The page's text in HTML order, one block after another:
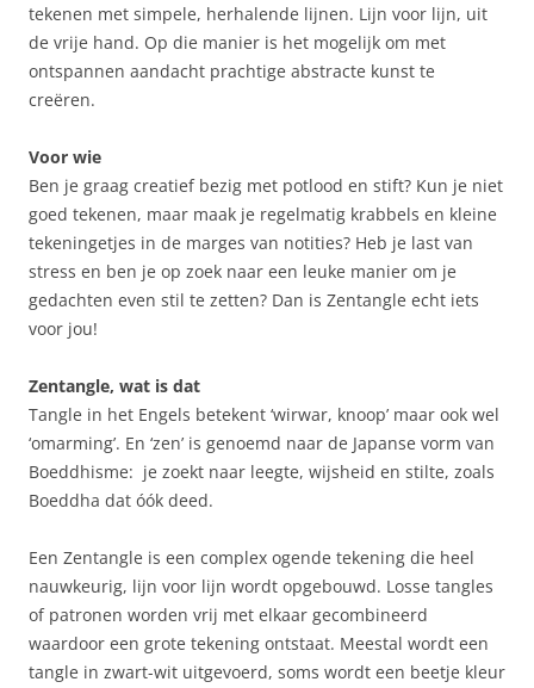
tekenen met simpele, herhalende lijnen. Lijn voor lijn, uit
de vrije hand. Op die manier is het mogelijk om met
ontspannen aandacht prachtige abstracte kunst te
creëren.
Voor wie
Ben je graag creatief bezig met potlood en stift? Kun je niet
goed tekenen, maar maak je regelmatig krabbels en kleine
tekeningetjes in de marges van notities? Heb je last van
stress en ben je op zoek naar een leuke manier om je
gedachten even stil te zetten? Dan is Zentangle echt iets
voor jou!
Zentangle, wat is dat
Tangle in het Engels betekent ‘wirwar, knoop’ maar ook wel
‘omarming’. En ‘zen’ is genoemd naar de Japanse vorm van
Boeddhisme: je zoekt naar leegte, wijsheid en stilte, zoals
Boeddha dat óók deed.
Een Zentangle is een complex ogende tekening die heel
nauwkeurig, lijn voor lijn wordt opgebouwd. Losse tangles
of patronen worden vrij met elkaar gecombineerd
waardoor een grote tekening ontstaat. Meestal wordt een
tangle in zwart-wit uitgevoerd, soms wordt een beetje kleur